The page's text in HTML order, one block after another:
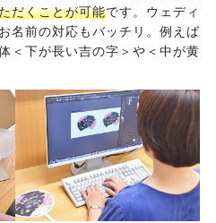
だくことが可能です。ウェディ
名前の対応もバッチリ。例えば
＜下が長い吉の字＞や＜中が黄